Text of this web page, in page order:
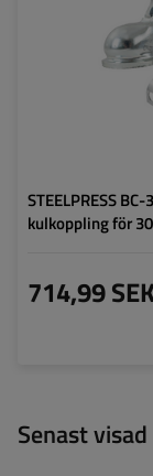
STEELPRESS
kulkoppling för
714,99
Max. tillåten totalvikt:
Stödbelastning:
Senast visad